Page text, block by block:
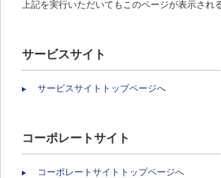
上記を実行いただいてもこのページが表示さ
サービスサイト
サービスサイトトップページへ
コーポレートサイト
コーポレートサイトトップページへ